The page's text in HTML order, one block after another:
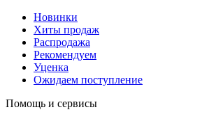
Новинки
Хиты продаж
Распродажа
Рекомендуем
Уценка
Ожидаем поступление
Помощь и сервисы